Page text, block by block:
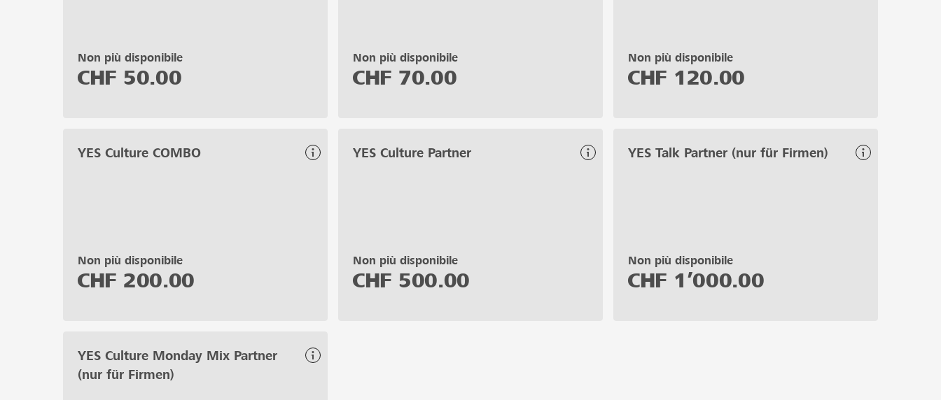
Non più disponibile
CHF 50.00
Non più disponibile
CHF 70.00
Non più disponibile
CHF 120.00
YES Culture COMBO
Non più disponibile
CHF 200.00
YES Culture Partner
Non più disponibile
CHF 500.00
YES Talk Partner (nur für Firmen)
Non più disponibile
CHF 1’000.00
YES Culture Monday Mix Partner
(nur für Firmen)